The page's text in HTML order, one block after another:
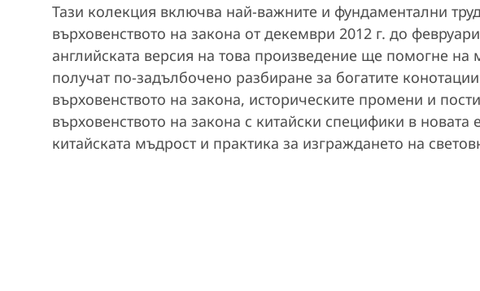
Тази колекция включва най-важните и фундаментални
върховенството на закона от декември 2012 г. до
английската версия на това произведение ще помогне на
получат по-задълбочено разбиране за богатите
върховенството на закона, историческите промени и
върховенството на закона с китайски специфики в
китайската мъдрост и практика за изграждането на